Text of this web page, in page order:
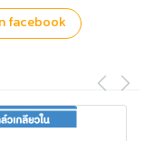
facebook